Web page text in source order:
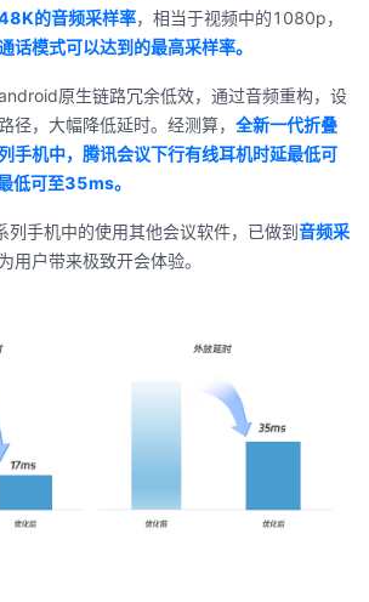
的音频采样率，相当于视频中的1080p，
话模式可以达到的最高采样率。
原生链路冗余低效，通过音频重构，设
径，大幅降低延时。经测算， 全新一代折叠
手机中，腾讯会议下行有线耳机时延最低可
低可至35ms。
列手机中的使用其他会议软件，已做到音频采
为用户带来极致开会体验。